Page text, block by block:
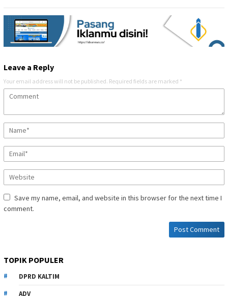
Leave a Reply
Your email address will not be published. Required fields are marked *
Save my name, email, and website in this browser for the next time I
comment.
TOPIK POPULER
DPRD KALTIM
ADV